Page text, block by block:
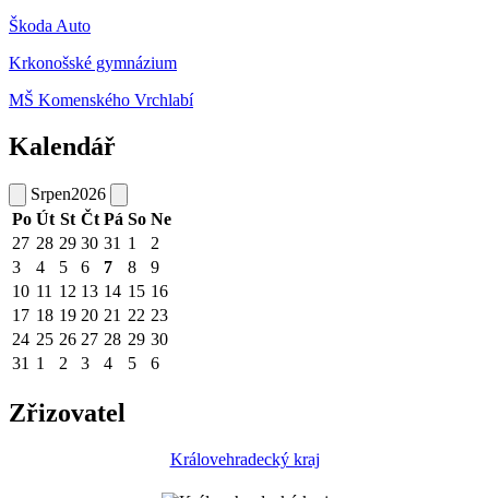
Škoda Auto
Krkonošské gymnázium
MŠ Komenského Vrchlabí
Kalendář
Srpen2026
Po Út St Čt Pá So Ne
27 28 29 30 31 1
2
3
4 5 6 7 8
9
10 11 12 13 14 15 16
17 18 19 20 21 22 23
24 25 26 27 28 29 30
31 1 2 3 4 5 6
Zřizovatel
Královehradecký kraj